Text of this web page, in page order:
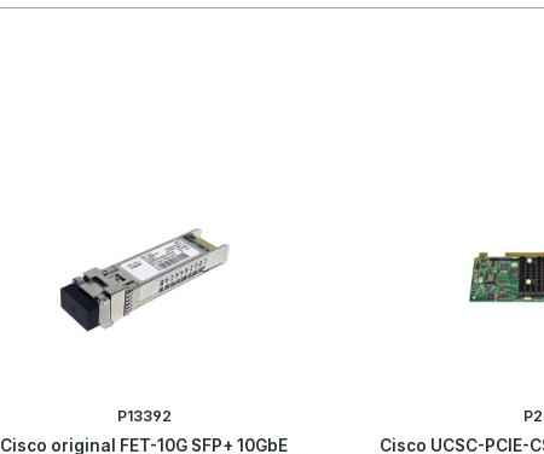
P13392
Cisco original FET-10G SFP+ 10GbE
Cisco UCSC-PCIE-